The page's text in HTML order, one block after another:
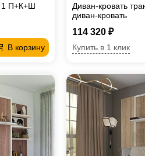
1 П+К+Ш
В корзину
Диван-кровать
диван-кровать
114 320 ₽
Купить в 1 клик